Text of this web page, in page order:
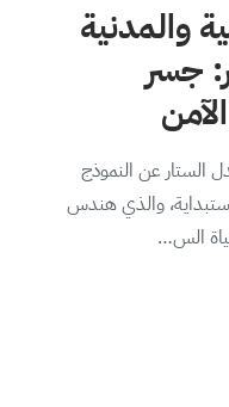
والمدنية
جسر
الستار عن النموذج
والذي هندس
الس…